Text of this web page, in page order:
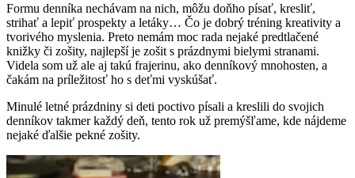
Formu denníka nechávam na nich, môžu doňho písať, kresliť,
strihať a lepiť prospekty a letáky… Čo je dobrý tréning kreativity a
tvorivého myslenia. Preto nemám moc rada nejaké predtlačené
knižky či zošity, najlepší je zošit s prázdnymi bielymi stranami.
Videla som už ale aj takú frajerinu, ako denníkový mnohosten, a
čakám na príležitosť ho s deťmi vyskúšať.
Minulé letné prázdniny si deti poctivo písali a kreslili do svojich
denníkov takmer každý deň, tento rok už premýšľame, kde nájdeme
nejaké ďalšie pekné zošity.